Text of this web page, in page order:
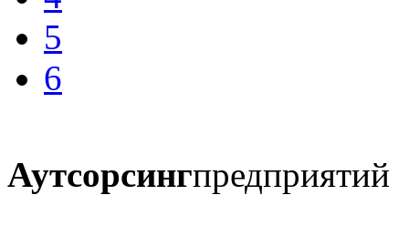
5
6
Аутсорсингпредприятий